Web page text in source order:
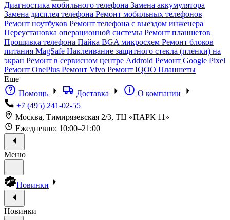
Диагностика мобильного телефона Замена аккумулятора
Замена дисплея телефона Ремонт мобильных телефонов
Ремонт ноутбуков Ремонт телефона с выездом инженера
Переустановка операционной системы Ремонт планшетов
Прошивка телефона Пайка BGA микросхем Ремонт блоков
питания MagSafe Наклеивание защитного стекла (пленки) на
экран Ремонт в сервисном центре Addroid Ремонт Google Pixel
Ремонт OnePlus Ремонт Vivo Ремонт IQOO Планшеты
Еще
Помощь
Доставка
О компании
+7 (495) 241-02-55
Москва, Тимирязевская 2/3, ТЦ «ПАРК 11»
Ежедневно: 10:00–21:00
Меню
Новинки
Новинки